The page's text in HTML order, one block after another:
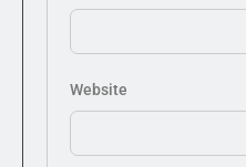
Website